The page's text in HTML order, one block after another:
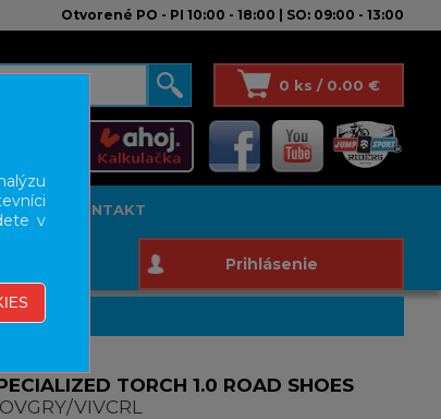
Otvorené PO - PI 10:00 - 18:00 | SO: 09:00 - 13:00
0 ks / 0.00 €
KONTAKT
Prihlásenie
TORCH 1.0 ROAD SHOES
VIVCRL
v